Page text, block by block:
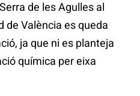
de les Agulles al
de València es queda
ja que ni es planteja
química per eixa